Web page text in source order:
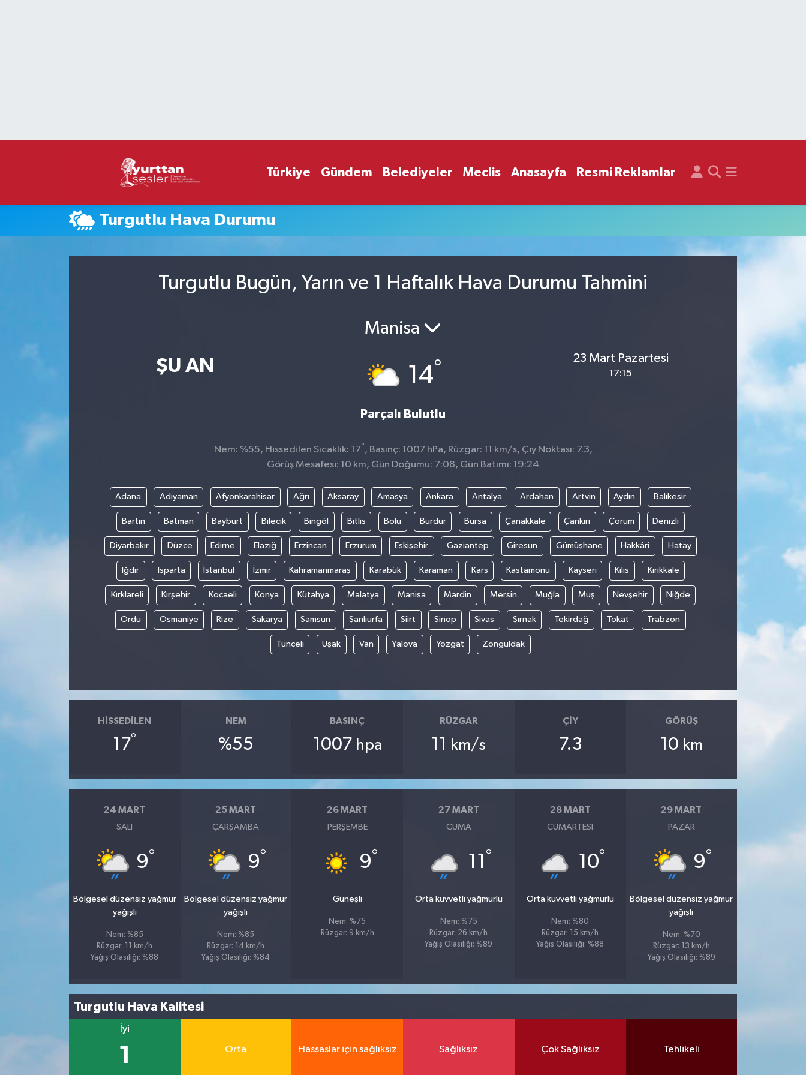
Türkiye Gündem Belediyeler Meclis Anasayfa Resmi Reklamlar
Turgutlu Hava Durumu
Turgutlu Bugün, Yarın ve 1 Haftalık Hava Durumu Tahmini
ŞU AN
Manisa
14°
Parçalı Bulutlu
23 Mart Pazartesi
17:15
Nem: %55, Hissedilen Sıcaklık: 17° , Basınç: 1007 hPa, Rüzgar: 11 km/s, Çiy Noktası: 7.3,
Görüş Mesafesi: 10 km, Gün Doğumu: 7:08, Gün Batımı: 19:24
Adana Adıyaman Afyonkarahisar Ağrı Aksaray Amasya Ankara Antalya Ardahan Artvin Aydın Balıkesir
Bartın Batman Bayburt Bilecik Bingöl Bitlis Bolu Burdur Bursa Çanakkale Çankırı Çorum Denizli
Diyarbakır Düzce Edirne Elazığ Erzincan Erzurum Eskişehir Gaziantep Giresun Gümüşhane Hakkâri Hatay
Iğdır Isparta İstanbul İzmir Kahramanmaraş Karabük Karaman Kars Kastamonu Kayseri Kilis Kırıkkale
Kırklareli Kırşehir Kocaeli Konya Kütahya Malatya Manisa Mardin Mersin Muğla Muş Nevşehir Niğde
Ordu Osmaniye Rize Sakarya Samsun Şanlıurfa Siirt Sinop Sivas Şırnak Tekirdağ Tokat Trabzon
Tunceli Uşak Van Yalova Yozgat Zonguldak
HISSEDILEN
17°
NEM
%55
BASINÇ
1007 hpa
RÜZGAR
11 km/s
ÇIY
7.3
GÖRÜŞ
10 km
24 MART
SALI
9°
Bölgesel düzensiz yağmur
yağışlı
Nem: %85
Rüzgar: 11 km/h
Yağış Olasılığı: %88
25 MART
ÇARŞAMBA
9°
Bölgesel düzensiz yağmur
yağışlı
Nem: %85
Rüzgar: 14 km/h
Yağış Olasılığı: %84
26 MART
PERŞEMBE
9°
Güneşli
Nem: %75
Rüzgar: 9 km/h
27 MART
CUMA
11 °
Orta kuvvetli yağmurlu
Nem: %75
Rüzgar: 26 km/h
Yağış Olasılığı: %89
28 MART
CUMARTESI
10°
Orta kuvvetli yağmurlu
Nem: %80
Rüzgar: 15 km/h
Yağış Olasılığı: %88
29 MART
PAZAR
9°
Bölgesel düzensiz yağmur
yağışlı
Nem: %70
Rüzgar: 13 km/h
Yağış Olasılığı: %89
Turgutlu Hava Kalitesi
İyi
1 Orta Hassaslar için sağlıksız Sağlıksız Çok Sağlıksız Tehlikeli
Süper Lig Puan Durumu ve Fikstür
Son Dakika Haberleri
Haber Arşivi